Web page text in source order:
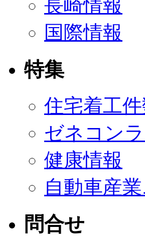
長崎情報
国際情報
特集
住宅着工
ゼネコン
健康情報
自動車産
問合せ